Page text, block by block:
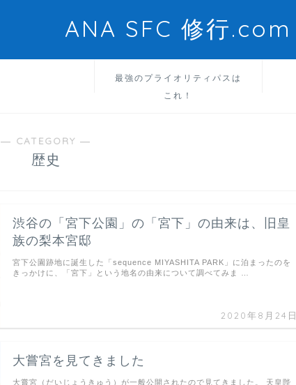
ANA SFC 修行.com
最強のプライオリティパスは
これ！
― CATEGORY ―
歴史
渋谷の「宮下公園」の「宮下」の由来は、旧皇
族の梨本宮邸
2020年8月24日
宮下公園跡地に誕生した「sequence MIYASHITA PARK」に泊まったのを
きっかけに、「宮下」という地名の由来について調べてみま …
大嘗宮を見てきました
大嘗宮（だいじょうきゅう）が一般公開されたので見てきました。 天皇陛